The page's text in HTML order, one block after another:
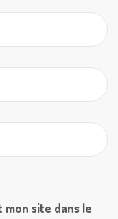
mon site dans le